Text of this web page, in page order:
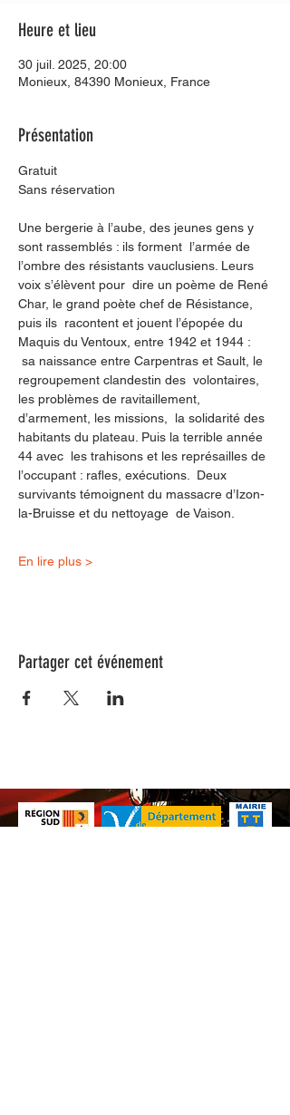
Heure et lieu
30 juil. 2025, 20:00
Monieux, 84390 Monieux, France
Présentation
Gratuit
Sans réservation
Une bergerie à l’aube, des jeunes gens y
sont rassemblés : ils forment  l’armée de
l’ombre des résistants vauclusiens. Leurs
voix s’élèvent pour  dire un poème de René
Char, le grand poète chef de Résistance,
puis ils  racontent et jouent l’épopée du
Maquis du Ventoux, entre 1942 et 1944 :
sa naissance entre Carpentras et Sault, le
regroupement clandestin des  volontaires,
les problèmes de ravitaillement,
d’armement, les missions,  la solidarité des
habitants du plateau. Puis la terrible année
44 avec  les trahisons et les représailles de
l’occupant : rafles, exécutions.  Deux
survivants témoignent du massacre d’Izon-
la-Bruisse et du nettoyage  de Vaison.
En lire plus >
Partager cet événement